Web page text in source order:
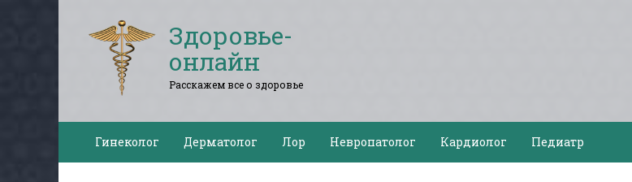
Здоровье-
онлайн
Расскажем все о здоровье
Гинеколог Дерматолог Лор Невропатолог Кардиолог Педиатр